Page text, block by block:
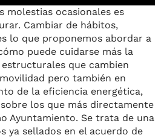
molestias ocasionales es
Cambiar de hábitos,
lo que proponemos abordar a
puede cuidarse más la
que cambien
pero también en
de la eficiencia energética,
los que más directamente
Ayuntamiento. Se trata de una
ya sellados en el acuerdo de